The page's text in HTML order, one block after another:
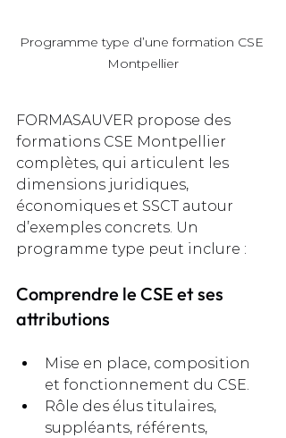
Programme type d’une formation CSE
Montpellier
FORMASAUVER propose des
formations CSE Montpellier
complètes, qui articulent les
dimensions juridiques,
économiques et SSCT autour
d’exemples concrets. Un
programme type peut inclure :
Comprendre le CSE et ses
attributions
Mise en place, composition
et fonctionnement du CSE.
Rôle des élus titulaires,
suppléants, référents,